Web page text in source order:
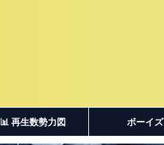
📊 再生数勢力図 ボーイズ